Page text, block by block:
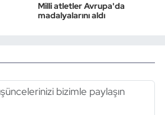
Milli atletler Avrupa'da
madalyalarını aldı